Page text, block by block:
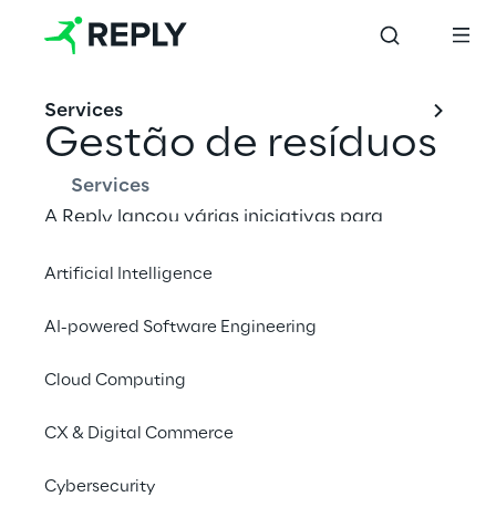
Services
Services
Artificial Intelligence
AI-powered Software Engineering
Cloud Computing
CX & Digital Commerce
Cybersecurity
Gestão de resíduos
A Reply lançou várias iniciativas para
separação de resíduos em seus escritórios.
os resíduos recicláveis. A Reply também
reciclagem de lixo eletrônico.